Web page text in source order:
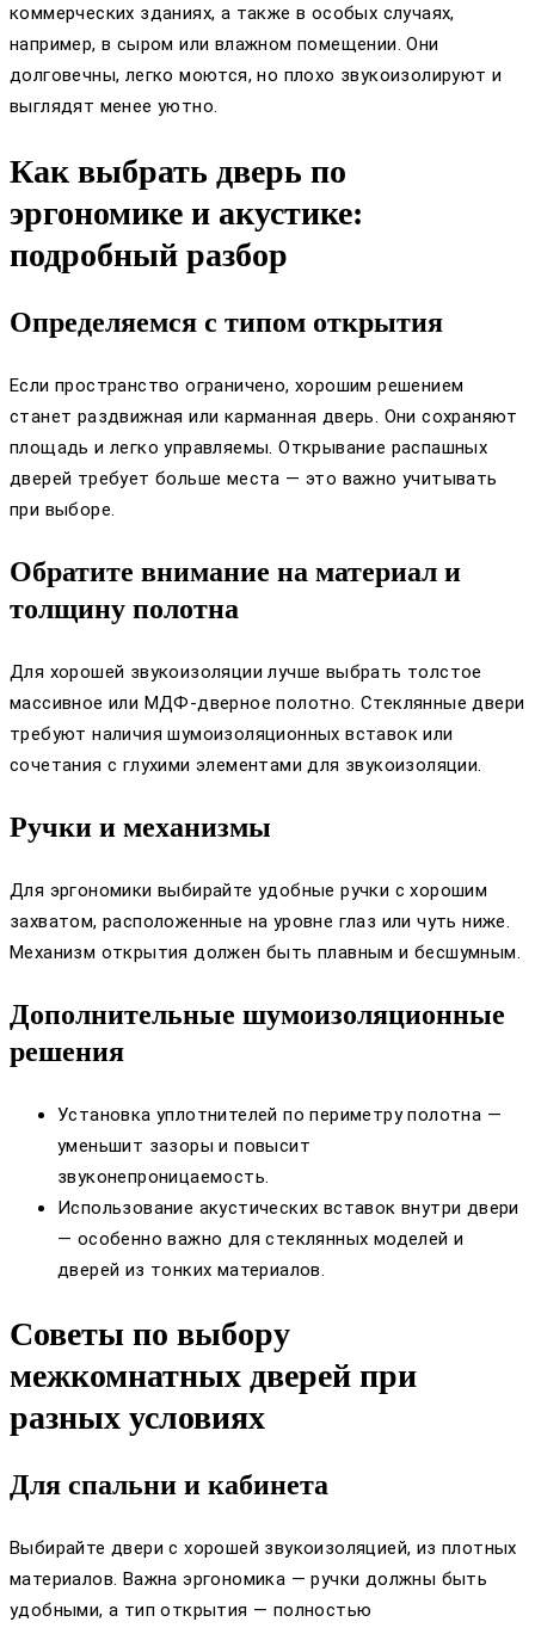
коммерческих зданиях, а также в особых случаях,
например, в сыром или влажном помещении. Они
долговечны, легко моются, но плохо звукоизолируют и
выглядят менее уютно.
Как выбрать дверь по
эргономике и акустике:
подробный разбор
Определяемся с типом открытия
Если пространство ограничено, хорошим решением
станет раздвижная или карманная дверь. Они сохраняют
площадь и легко управляемы. Открывание распашных
дверей требует больше места — это важно учитывать
при выборе.
Обратите внимание на материал и
толщину полотна
Для хорошей звукоизоляции лучше выбрать толстое
массивное или МДФ-дверное полотно. Стеклянные двери
требуют наличия шумоизоляционных вставок или
сочетания с глухими элементами для звукоизоляции.
Ручки и механизмы
Для эргономики выбирайте удобные ручки с хорошим
захватом, расположенные на уровне глаз или чуть ниже.
Механизм открытия должен быть плавным и бесшумным.
Дополнительные шумоизоляционные
решения
Установка уплотнителей по периметру полотна —
уменьшит зазоры и повысит
звуконепроницаемость.
Использование акустических вставок внутри двери
— особенно важно для стеклянных моделей и
дверей из тонких материалов.
Советы по выбору
межкомнатных дверей при
разных условиях
Для спальни и кабинета
Выбирайте двери с хорошей звукоизоляцией, из плотных
материалов. Важна эргономика — ручки должны быть
удобными, а тип открытия — полностью